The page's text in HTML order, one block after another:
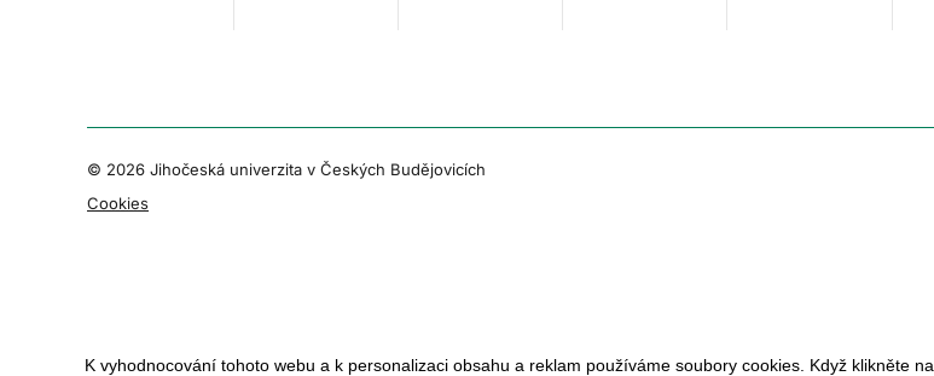
© 2026 Jihočeská univerzita v Českých Budějovicích
Cookies
K vyhodnocování tohoto webu a k personalizaci obsahu a reklam používáme soubory cookies. Když klikněte na